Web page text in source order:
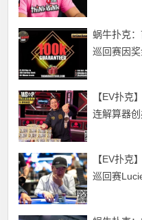
牌，那么
蜗牛扑克
巡回赛因
【EV扑克
连解算器
WSOP颁
【EV扑克
巡回赛
顶，孙云